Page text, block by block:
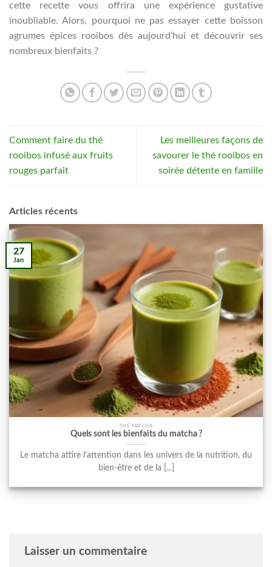
cette recette vous offrira une expérience gustative
inoubliable. Alors, pourquoi ne pas essayer cette boisson
agrumes épices rooibos dès aujourd’hui et découvrir ses
nombreux bienfaits ?
Comment faire du thé
rooibos infusé aux fruits
rouges parfait
Les meilleures façons de
savourer le thé rooibos en
soirée détente en famille
Articles récents
THÉ MATCHA
Quels sont les bienfaits du matcha ?
Le matcha attire l’attention dans les univers de la nutrition, du
bien-être et de la [...]
27
Jan
Laisser un commentaire